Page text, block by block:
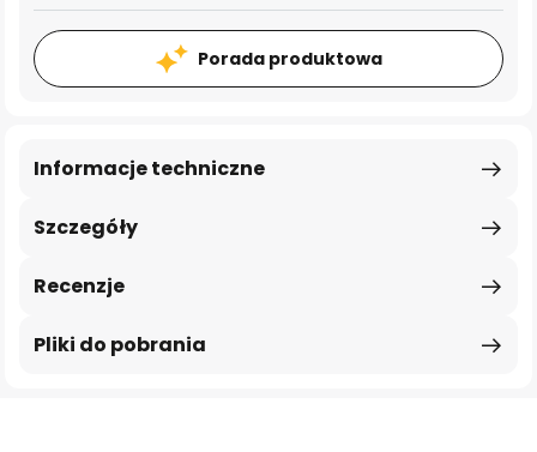
Porada produktowa
Szczegóły
Informacje techniczne
Recenzje
Pliki do pobrania